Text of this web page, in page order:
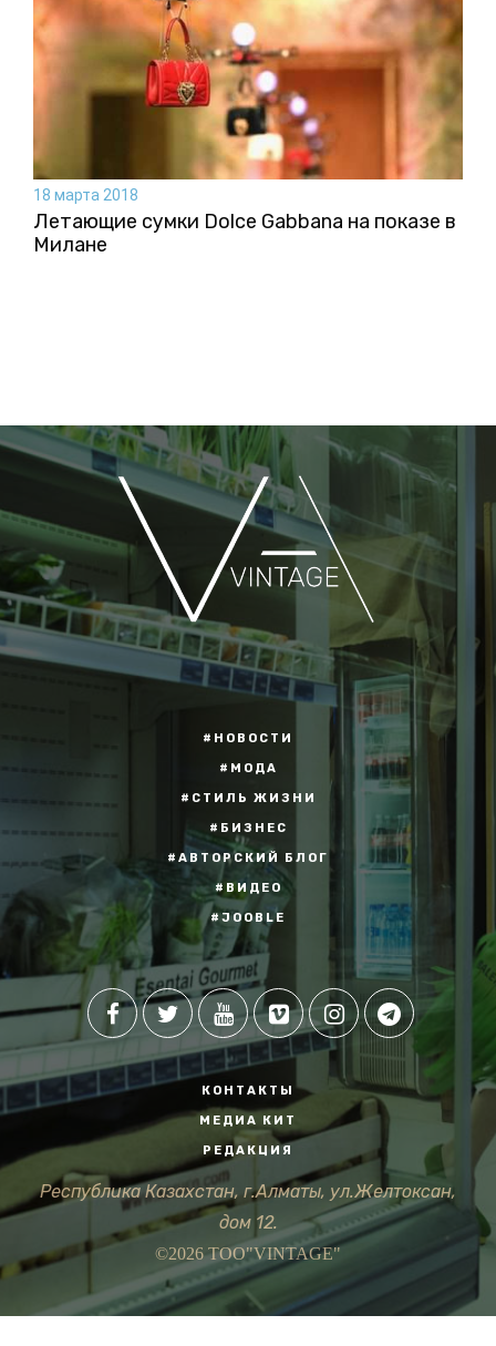
18 марта 2018
Летающие сумки Dolce Gabbana на показе в
Милане
#НОВОСТИ
#МОДА
#СТИЛЬ ЖИЗНИ
#БИЗНЕС
#АВТОРСКИЙ БЛОГ
#ВИДЕО
#JOOBLE
КОНТАКТЫ
МЕДИА КИТ
РЕДАКЦИЯ
Республика Казахстан, г.Алматы, ул.Желтоксан,
дом 12.
©2026 ТОО"VINTAGE"